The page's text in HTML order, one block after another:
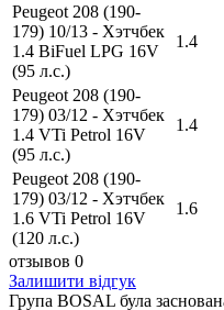
Peugeot 208 (190-
179) 10/13 - Хэтчбек
1.4 BiFuel LPG 16V
(95 л.с.)
1.4
Peugeot 208 (190-
179) 03/12 - Хэтчбек
1.4 VTi Petrol 16V
(95 л.с.)
1.4
Peugeot 208 (190-
179) 03/12 - Хэтчбек
1.6 VTi Petrol 16V
(120 л.с.)
1.6
отзывов 0
Залишити відгук
Група BOSAL була